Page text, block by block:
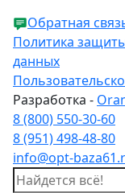
Обратная
Политика
данных
Разработка -
8 (800) 550-30-60
8 (951) 498-48-80
info@opt-